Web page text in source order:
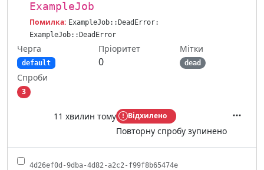
ExampleJob
Помилка: ExampleJob::DeadError:
ExampleJob::DeadError
Черга
default
Пріоритет
0
Мітки
dead
Спроби
3
11 хвилин тому Відхилено
Повторну спробу зупинено
Дії
4d26ef0d-9dba-4d82-a2c2-f99f8b65474e